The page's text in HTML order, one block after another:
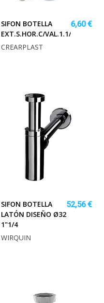
SIFON BOTELLA
EXT.S.HOR.C/VAL.1.1/4*32MM
6,60 €
CREARPLAST
SIFON BOTELLA
LATÓN DISEÑO Ø32
1"1/4
52,56 €
WIRQUIN